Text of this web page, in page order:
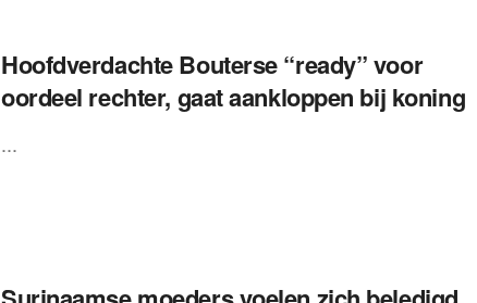
Hoofdverdachte Bouterse “ready” voor
oordeel rechter, gaat aankloppen bij koning
...